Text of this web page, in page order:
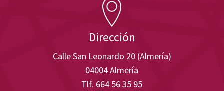
Dirección
Calle San Leonardo 20 (Almería)
04004 Almería
Tlf. 664 56 35 95